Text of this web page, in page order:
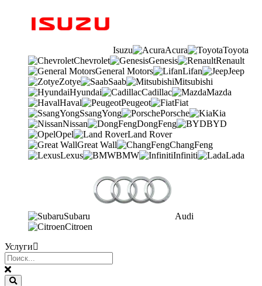
Isuzu Acura
Toyota
Chevrolet
Genesis
Renault
General Motors
Lifan
Jeep
Zotye
Saab
Mitsubishi
Hyundai
Cadillac
Mazda
Haval
Peugeot
Fiat
SsangYong
Porsche
Kia
Nissan
DongFeng
BYD
Opel
Land Rover
Great Wall
ChangFeng
Lexus
BMW Infiniti Lada
Subaru
Audi
Citroen
Услуги